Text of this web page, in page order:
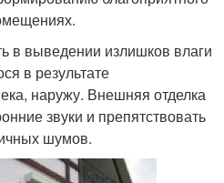
в выведении излишков влаги
в результате
наружу. Внешняя отделка
звуки и препятствовать
шумов.